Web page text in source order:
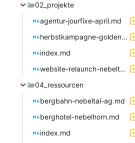
02_projekte
agentur-jourfixe-april.md
herbstkampagne-goldener-nebel.md
index.md
website-relaunch-nebeltal.md
04_ressourcen
bergbahn-nebeltal-ag.md
berghotel-nebelhorn.md
index.md